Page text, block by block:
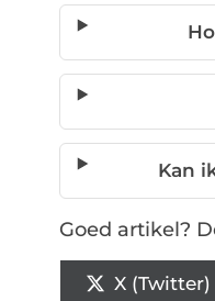
Kan
Goed artikel?
X (Twitter)